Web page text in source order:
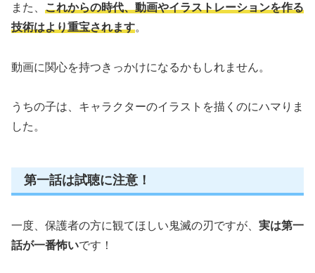
また、 これからの時代、動画やイラストレーションを作る
技術はより重宝されます。
動画に関心を持つきっかけになるかもしれません。
うちの子は、キャラクターのイラストを描くのにハマりま
した。
第一話は試聴に注意！
一度、保護者の方に観てほしい鬼滅の刃ですが、 実は第一
話が一番怖いです！